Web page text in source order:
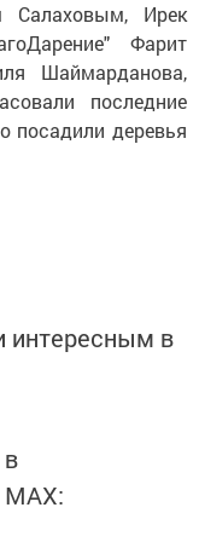
Салаховым, Ирек
Фарит
Шаймарданова,
последние
посадили деревья
в
MАХ: